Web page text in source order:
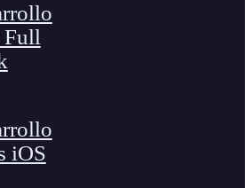
Full
iOS